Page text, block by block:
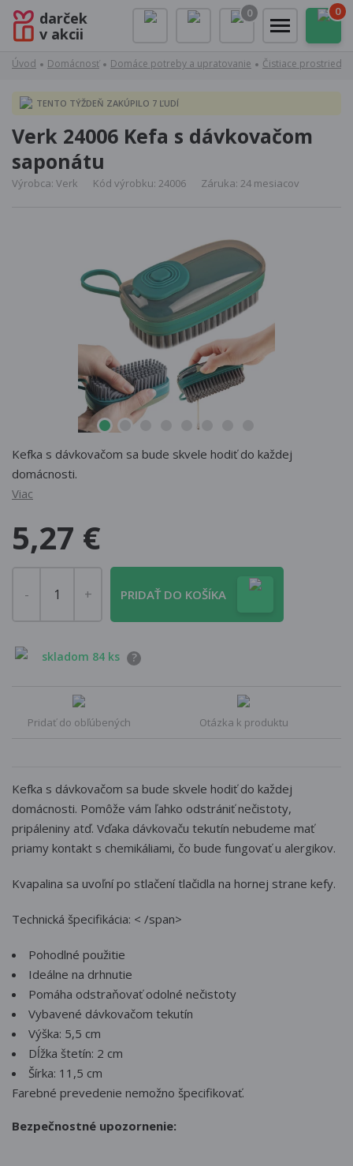
darček
v akcii
0 0
Úvod Domácnosť Domáce potreby a upratovanie Čistiace
TENTO TÝŽDEŇ ZAKÚPILO 7 ĽUDÍ
Verk 24006 Kefa s dávkovačom
saponátu
Výrobca: Verk Kód výrobku: 24006 Záruka: 24 mesiacov
Kefka s dávkovačom sa bude skvele hodiť do každej
domácnosti.
Viac
5,27 €
PRIDAŤ DO KOŠÍKA
skladom 84 ks ?
Pridať do obľúbených Otázka k produktu
Kefka s dávkovačom sa bude skvele hodiť do každej
domácnosti. Pomôže vám ľahko odstrániť nečistoty,
pripáleniny atď. Vďaka dávkovaču tekutín nebudeme mať
priamy kontakt s chemikáliami, čo bude fungovať u alergikov.
Kvapalina sa uvoľní po stlačení tlačidla na hornej strane kefy.
Technická špecifikácia: < /span>
Pohodlné použitie
Ideálne na drhnutie
Pomáha odstraňovať odolné nečistoty
Vybavené dávkovačom tekutín
Výška: 5,5 cm
Dĺžka štetín: 2 cm
Šírka: 11,5 cm
Farebné prevedenie nemožno špecifikovať.
Bezpečnostné upozornenie: